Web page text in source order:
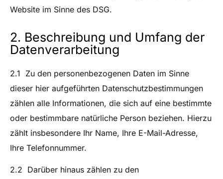
Website im Sinne des DSG.
2. Beschreibung und Umfang der
Datenverarbeitung
2.1 Zu den personenbezogenen Daten im Sinne
dieser hier aufgeführten Datenschutzbestimmungen
zählen alle Informationen, die sich auf eine bestimmte
oder bestimmbare natürliche Person beziehen. Hierzu
zählt insbesondere Ihr Name, Ihre E-Mail-Adresse,
Ihre Telefonnummer.
2.2 Darüber hinaus zählen zu den